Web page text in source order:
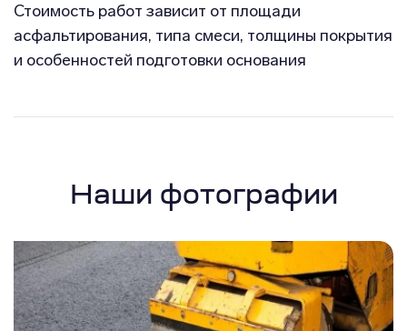
Стоимость работ зависит от площади
асфальтирования, типа смеси, толщины покрытия
и особенностей подготовки основания
Наши фотографии